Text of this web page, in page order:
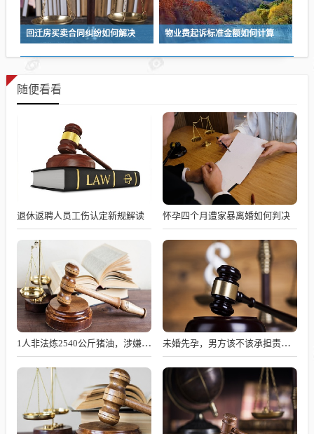
回迁房买卖合同纠纷如何解决 物业费起诉标准金额如何计算
随便看看
退休返聘人员工伤认定新规解读 怀孕四个月遭家暴离婚如何判决
1人非法炼2540公斤猪油，涉嫌何罪？ 未婚先孕，男方该不该承担责任？